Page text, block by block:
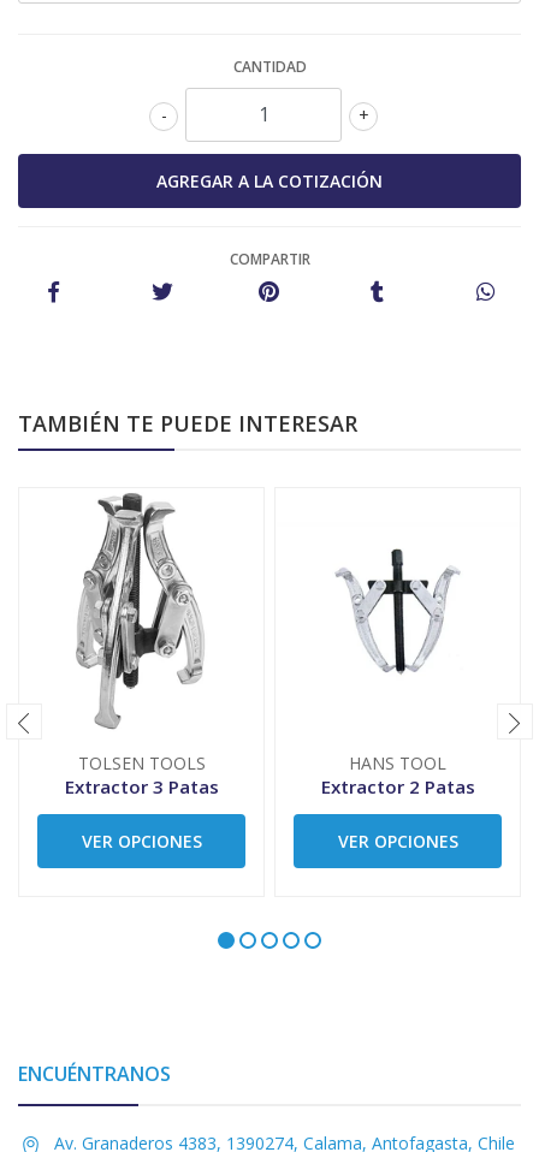
CANTIDAD
+
-
COMPARTIR
TAMBIÉN TE PUEDE INTERESAR
TOLSEN TOOLS
Extractor 3 Patas
VER OPCIONES
HANS TOOL
Extractor 2 Patas
VER OPCIONES
ENCUÉNTRANOS
Av. Granaderos 4383, 1390274, Calama, Antofagasta, Chile